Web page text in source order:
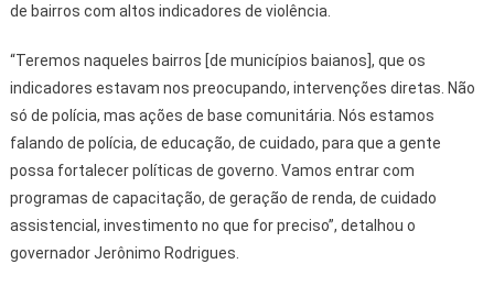
de bairros com altos indicadores de violência.
“Teremos naqueles bairros [de municípios baianos], que os
indicadores estavam nos preocupando, intervenções diretas. Não
só de polícia, mas ações de base comunitária. Nós estamos
falando de polícia, de educação, de cuidado, para que a gente
possa fortalecer políticas de governo. Vamos entrar com
programas de capacitação, de geração de renda, de cuidado
assistencial, investimento no que for preciso”, detalhou o
governador Jerônimo Rodrigues.